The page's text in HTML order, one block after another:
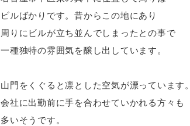
ビルばかりです。昔からこの地にあり
周りにビルが立ち並んでしまったとの事で
一種独特の雰囲気を醸し出しています。
山門をくぐると凛とした空気が漂っています。
会社に出勤前に手を合わせていかれる方々も
多いそうです。